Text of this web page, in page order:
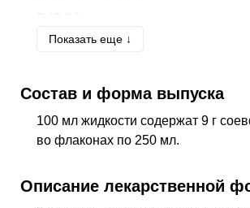
R45.0 Нервозность
Z54Период выздоровления
Показать еще ↓
Состав и форма выпуска
100 мл жидкости содержат 9 г
во флаконах по 250 мл.
Описание лекарственной